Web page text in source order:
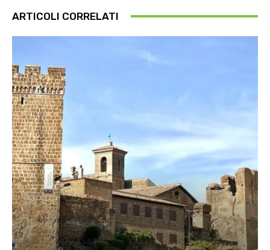
ARTICOLI CORRELATI